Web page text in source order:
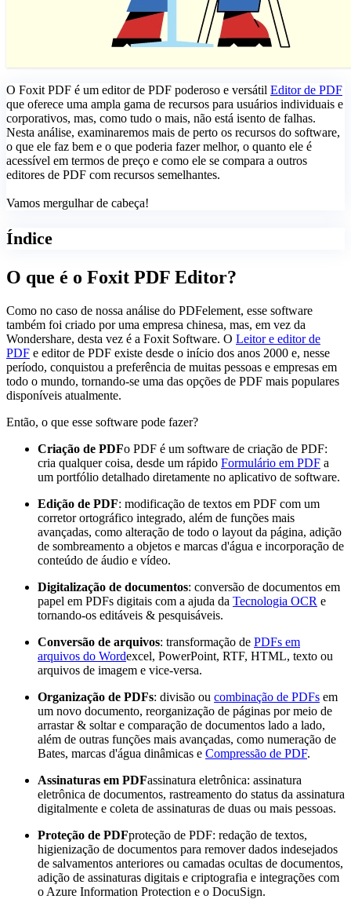
O Foxit PDF é um editor de PDF poderoso e versátil Editor de PDF
que oferece uma ampla gama de recursos para usuários individuais e
corporativos, mas, como tudo o mais, não está isento de falhas.
Nesta análise, examinaremos mais de perto os recursos do software,
o que ele faz bem e o que poderia fazer melhor, o quanto ele é
acessível em termos de preço e como ele se compara a outros
editores de PDF com recursos semelhantes.
Vamos mergulhar de cabeça!
Índice
O que é o Foxit PDF Editor?
Como no caso de nossa análise do PDFelement, esse software
também foi criado por uma empresa chinesa, mas, em vez da
Wondershare, desta vez é a Foxit Software. O Leitor e editor de
PDF e editor de PDF existe desde o início dos anos 2000 e, nesse
período, conquistou a preferência de muitas pessoas e empresas em
todo o mundo, tornando-se uma das opções de PDF mais populares
disponíveis atualmente.
Então, o que esse software pode fazer?
Criação de PDFo PDF é um software de criação de PDF:
cria qualquer coisa, desde um rápido Formulário em PDF a
um portfólio detalhado diretamente no aplicativo de software.
Edição de PDF: modificação de textos em PDF com um
corretor ortográfico integrado, além de funções mais
avançadas, como alteração de todo o layout da página, adição
de sombreamento a objetos e marcas d'água e incorporação de
conteúdo de áudio e vídeo.
Digitalização de documentos: conversão de documentos em
papel em PDFs digitais com a ajuda da Tecnologia OCR e
tornando-os editáveis & pesquisáveis.
Conversão de arquivos: transformação de PDFs em
arquivos do Wordexcel, PowerPoint, RTF, HTML, texto ou
arquivos de imagem e vice-versa.
Organização de PDFs: divisão ou combinação de PDFs em
um novo documento, reorganização de páginas por meio de
arrastar & soltar e comparação de documentos lado a lado,
além de outras funções mais avançadas, como numeração de
Bates, marcas d'água dinâmicas e Compressão de PDF.
Assinaturas em PDFassinatura eletrônica: assinatura
eletrônica de documentos, rastreamento do status da assinatura
digitalmente e coleta de assinaturas de duas ou mais pessoas.
Proteção de PDFproteção de PDF: redação de textos,
higienização de documentos para remover dados indesejados
de salvamentos anteriores ou camadas ocultas de documentos,
adição de assinaturas digitais e criptografia e integrações com
o Azure Information Protection e o DocuSign.